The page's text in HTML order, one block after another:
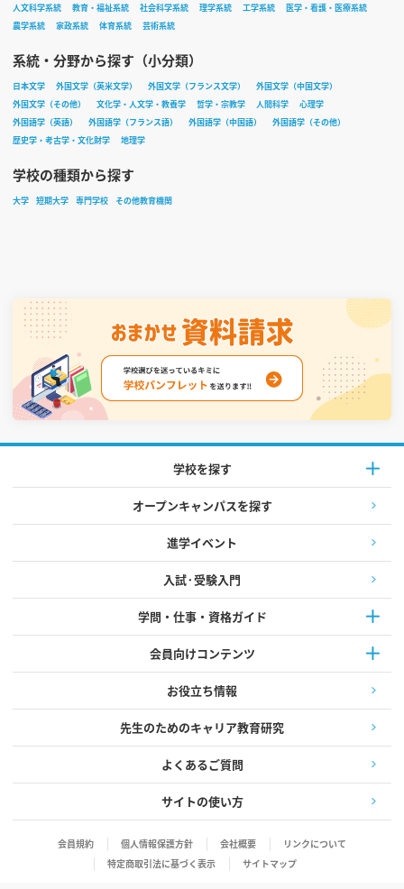
人文科学系統 教育・福祉系統 社会科学系統 理学系統 工学系統
医学・看護・医療系統
農学系統
家政系統 体育系統 芸術系統
系統・分野から探す（小分類）
日本文学 外国文学（英米文学） 外国文学（フランス文学）
外国文学（中国文学）
外国文学（その他）
文化学・人文学・教養学 哲学・宗教学 人間科学
心理学
外国語学（英語）
外国語学（フランス語） 外国語学（中国語）
外国語学（その他）
歴史学・考古学・文化財学
地理学
学校の種類から探す
大学 短期大学 専門学校 その他教育機関
学校を探す
オープンキャンパスを探す
進学イベント
入試·受験入門
学問・仕事・資格ガイド
会員向けコンテンツ
お役立ち情報
先生のためのキャリア教育研究
よくあるご質問
サイトの使い方
会員規約 個人情報保護方針 会社概要
リンクについて
特定商取引法に基づく表示
サイトマップ